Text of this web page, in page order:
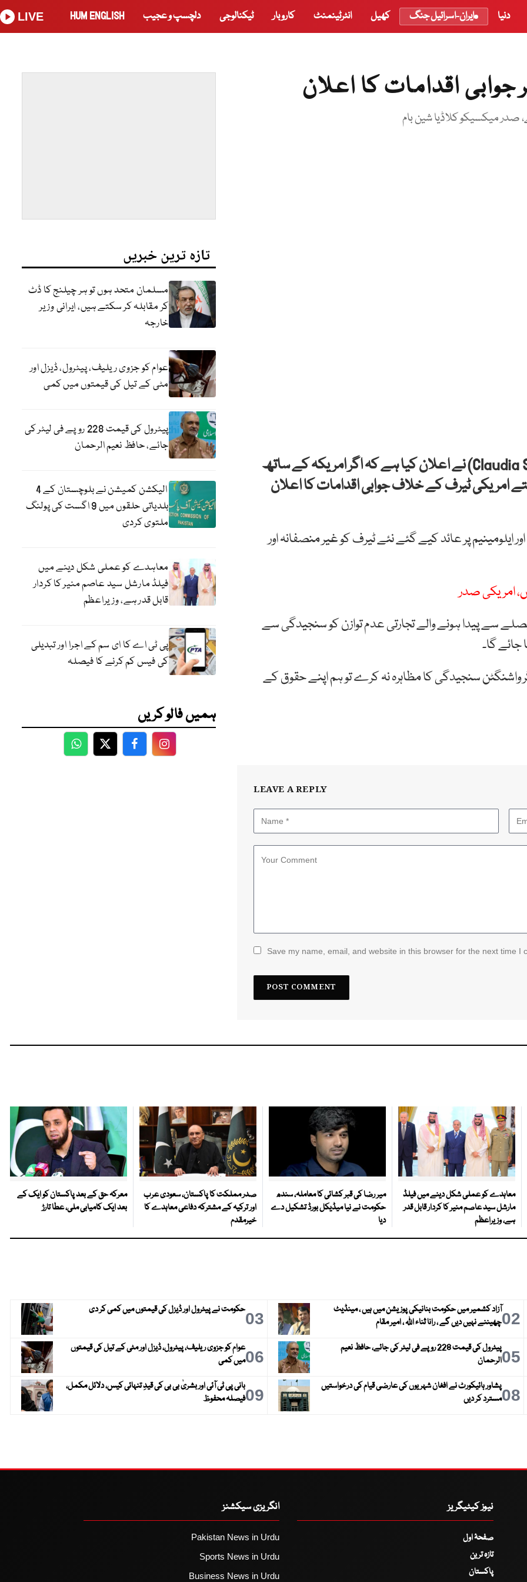
دنیا ایران-اسرائیل جنگ کھیل انٹرٹینمنٹ کاروبار ٹیکنالوجی دلچسپ و عجیب HUM ENGLISH
LIVE
اقدامات کا اعلان
صدر میکسیکو کلاڈیا شین بام
میکسیکو کے صدر کلاڈیا شین بام (Claudia Sheinbaum) نے اعلان کیا ہے کہ اگر امریکہ کے ساتھ
امریکی ٹیرف کے خلاف جوابی اقدامات کا اعلان
پر عائد کیے گئے نئے ٹیرف کو غیر منصفانہ اور
امریکی صدر
سے پیدا ہونے والے تجارتی عدم توازن کو سنجیدگی سے
گا۔
واشنگٹن سنجیدگی کا مظاہرہ نہ کرے تو ہم اپنے حقوق کے
LEAVE A REPLY
Save my name, email, and website in this browser for the next time I
تازہ ترین خبریں
مسلمان متحد ہوں تو ہر چیلنج کا ڈٹ
کر مقابلہ کر سکتے ہیں، ایرانی وزیر
خارجہ
عوام کو جزوی ریلیف، پیٹرول، ڈیزل اور
مٹی کے تیل کی قیمتوں میں کمی
پیٹرول کی قیمت 228 روپے فی لیٹر کی
جائے، حافظ نعیم الرحمان
الیکشن کمیشن نے بلوچستان کے 4
بلدیاتی حلقوں میں 9 اگست کی پولنگ
ملتوی کردی
معاہدے کو عملی شکل دینے میں
فیلڈ مارشل سید عاصم منیر کا کردار
قابل قدر ہے، وزیراعظم
پی ٹی اے کا ای سم کے اجرا اور تبدیلی
کی فیس کم کرنے کا فیصلہ
ہمیں فالو کریں
WhatsApp
TwitterFacebookFacebook
معاہدے کو عملی شکل دینے میں فیلڈ
مارشل سید عاصم منیر کا کردار قابل قدر
ہے، وزیراعظم
میر رضا کی قبر کشائی کا معاملہ، سندھ
حکومت نے نیا میڈیکل بورڈ تشکیل دے
دیا
صدر مملکت کا پاکستان، سعودی عرب
اور ترکیہ کے مشترکہ دفاعی معاہدے کا
خیرمقدم
معرکہ حق کے بعد پاکستان کو ایک کے
بعد ایک کامیابی ملی، عطا تارڑ
02آزاد کشمیر میں حکومت بنانیکی پوزیشن میں ہیں ، مینڈیٹ
چھیننے نہیں دیں گے ، رانا ثناء اللہ ، امیر مقام
03حکومت نے پیٹرول اور ڈیزل کی قیمتوں میں کمی کر دی
05
پیٹرول کی قیمت 228 روپے فی لیٹر کی جائے، حافظ نعیم
الرحمان
06عوام کو جزوی ریلیف، پیٹرول، ڈیزل اور مٹی کے تیل کی قیمتوں
میں کمی
08پشاور ہائیکورٹ نے افغان شہریوں کی عارضی قیام کی درخواستیں
مسترد کر دیں
09بانی پی ٹی آئی اور بشریٰ بی بی کی قیدِ تنہائی کیس، دلائل مکمل،
فیصلہ محفوظ
نیوز کیٹیگریز
صفحۂ اول
تازہ ترین
پاکستان
انگریزی سیکشنز
Pakistan News in Urdu
Sports News in Urdu
Business News in Urdu